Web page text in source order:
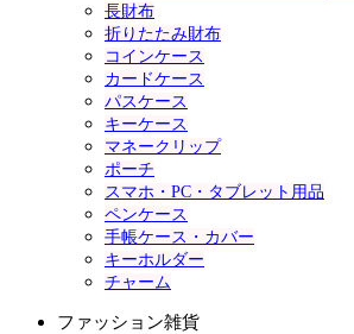
長財布
折りたたみ財布
コインケース
カードケース
パスケース
キーケース
マネークリップ
ポーチ
スマホ・PC・タブレット用品
ペンケース
手帳ケース・カバー
キーホルダー
チャーム
ファッション雑貨